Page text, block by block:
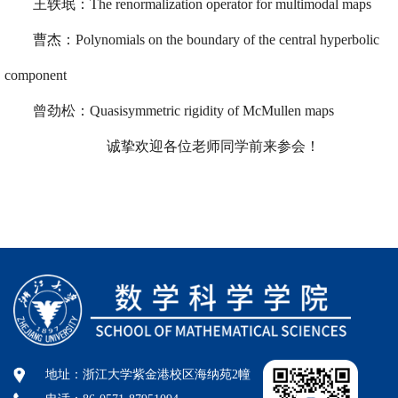
王轶珉： The renormalization operator for multimodal maps
曹杰： Polynomials on the boundary of the central hyperbolic
component
曾劲松： Quasisymmetric rigidity of McMullen maps
诚挚欢迎各位老师同学前来参会！
地址：浙江大学紫金港校区海纳苑2幢